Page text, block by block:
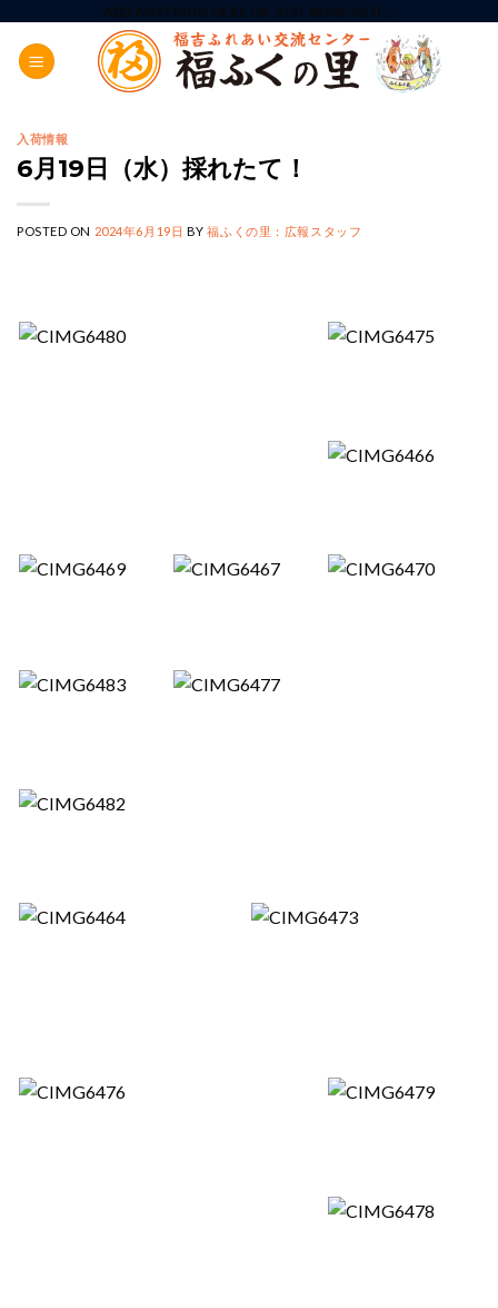
content
ADD ANYTHING HERE OR JUST REMOVE IT...
入荷情報
6月19日（水）採れたて！
POSTED ON 2024年6月19日 BY福ふくの里：広報スタッフ